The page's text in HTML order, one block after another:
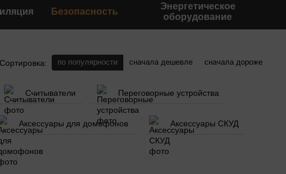
Безопасность
Энергетическое
оборудование
Сортировка: по популярности сначала дешевле сначала дороже
Считыватели Переговорные устройства
Аксессуары для домофонов Аксессуары СКУД